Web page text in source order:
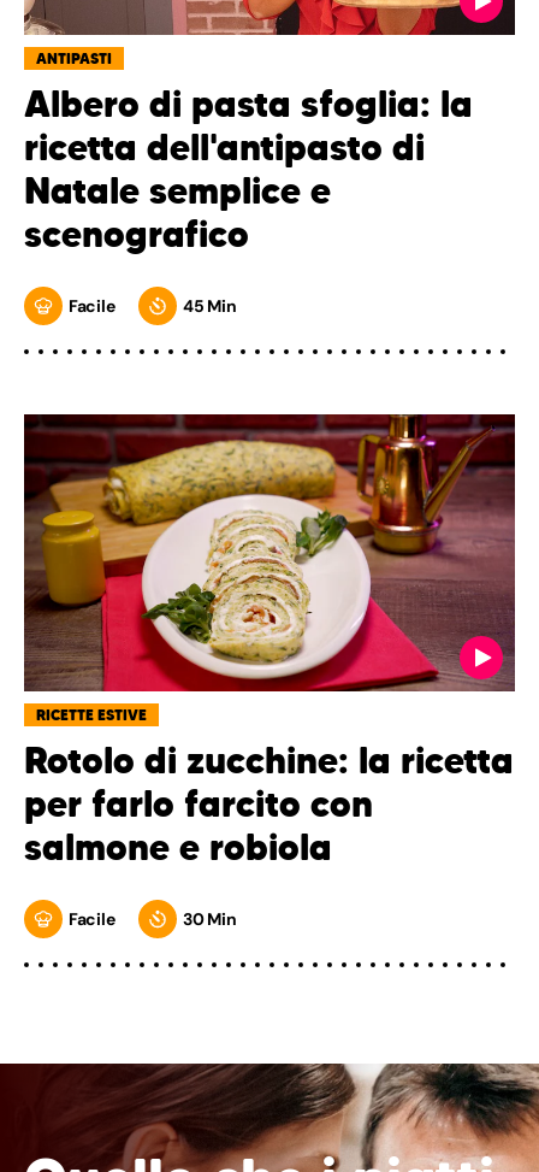
ANTIPASTI
Albero di pasta sfoglia: la
ricetta dell'antipasto di
Natale semplice e
scenografico
Facile 45 Min
RICETTE ESTIVE
Rotolo di zucchine: la ricetta
per farlo farcito con
salmone e robiola
Facile 30 Min